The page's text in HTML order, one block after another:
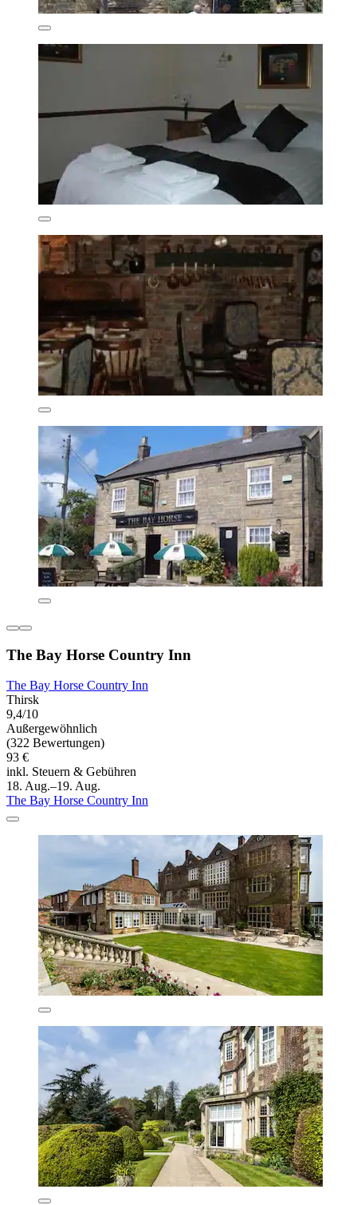
The Bay Horse Country Inn
The Bay Horse Country Inn
Thirsk
9,4/10
Außergewöhnlich
(322 Bewertungen)
93 €
inkl. Steuern & Gebühren
18. Aug.–19. Aug.
The Bay Horse Country Inn